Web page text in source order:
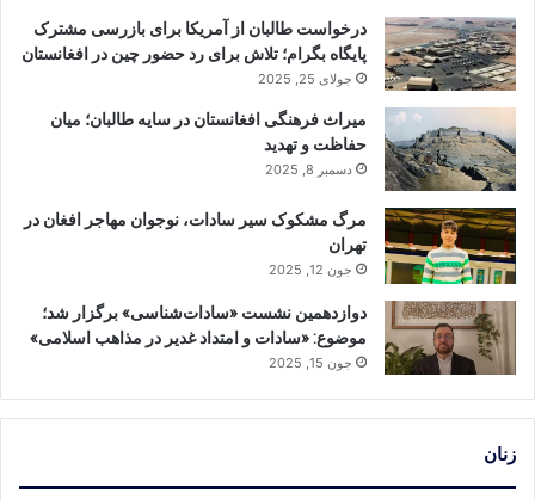
درخواست طالبان از آمریکا برای بازرسی مشترک
پایگاه بگرام؛ تلاش برای رد حضور چین در افغانستان
جولای 25, 2025
میراث فرهنگی افغانستان در سایه طالبان؛ میان
حفاظت و تهدید
دسمبر 8, 2025
مرگ مشکوک سیر سادات، نوجوان مهاجر افغان در
تهران
جون 12, 2025
دوازدهمین نشست «سادات‌شناسی» برگزار شد؛
موضوع: «سادات و امتداد غدیر در مذاهب اسلامی»
جون 15, 2025
زنان